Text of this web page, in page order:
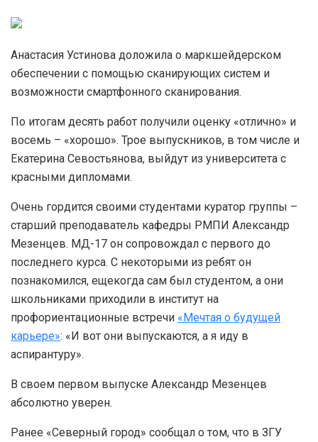
Анастасия Устинова доложила о маркшейдерском
обеспечении с помощью сканирующих систем и
возможности смартфонного сканирования.
По итогам десять работ получили оценку «отлично» и
восемь – «хорошо». Трое выпускников, в том числе и
Екатерина Севостьянова, выйдут из университета с
красными дипломами.
Очень гордится своими студентами куратор группы –
старший преподаватель кафедры РМПИ Александр
Мезенцев. МД-17 он сопровождал с первого до
последнего курса. С некоторыми из ребят он
познакомился, ещекогда сам был студентом, а они
школьниками приходили в институт на
профориентационные встречи «Мечтая о будущей
карьере»: «И вот они выпускаются, а я иду в
аспирантуру».
В своем первом выпуске Александр Мезенцев
абсолютно уверен.
Ранее «Северный город» сообщал о том, что в ЗГУ